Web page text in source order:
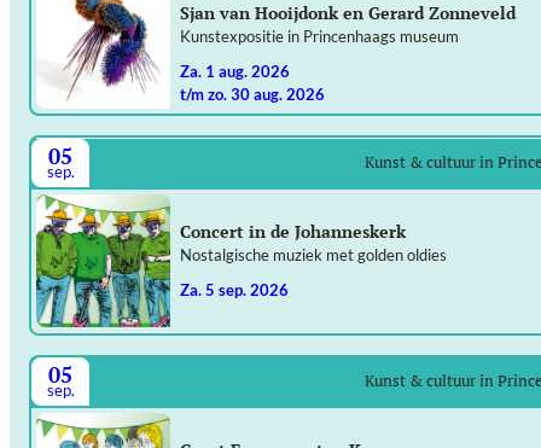
Sjan van Hooijdonk en Gerard Zonneveld
Kunstexpositie in Princenhaags museum
za. 1 aug. 2026
t/m zo. 30 aug. 2026
05
sep. Kunst & cultuur in
Concert in de Johanneskerk
Nostalgische muziek met golden oldies
za. 5 sep. 2026
05
sep. Kunst & cultuur in